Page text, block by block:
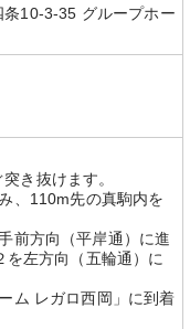
10-3-35 グループホー
き抜けます。
、110m先の真駒内を
前方向（平岸通）に進
左方向（五輪通）に
ム レガロ西岡」に到着